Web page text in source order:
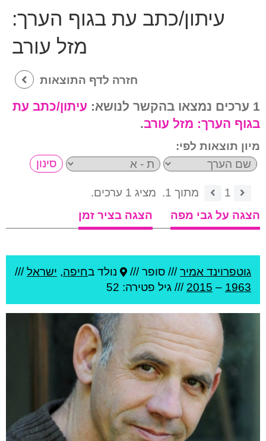
עיתון/כתב עת בגוף הערך:
מזל עורב
חזרה לדף התוצאות
1 ערכים נמצאו בהקשר לנושא:
עיתון/כתב עת
בגוף הערך: מזל עורב.
מיון תוצאות לפי:
1 מתוך 1.
מציג 1 ערכים.
הצגה על גבי מפה
הצגה בציר זמן
גוטפרוינד אמיר/// סופר /// נולד בחיפה, ישראל///
1963
–
2015 /// גיל פטירה: 52